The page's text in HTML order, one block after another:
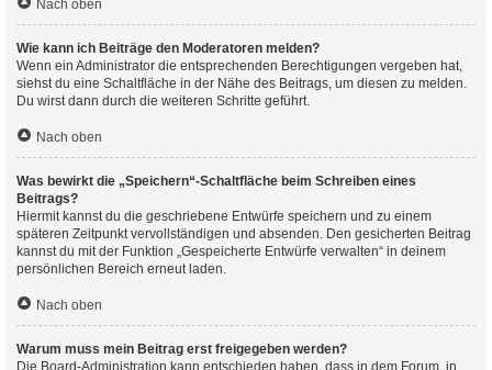
Nach oben
Wie kann ich Beiträge den Moderatoren melden?
Wenn ein Administrator die entsprechenden Berechtigungen vergeben hat,
siehst du eine Schaltfläche in der Nähe des Beitrags, um diesen zu melden.
Du wirst dann durch die weiteren Schritte geführt.
Nach oben
Was bewirkt die „Speichern“-Schaltfläche beim Schreiben eines
Beitrags?
Hiermit kannst du die geschriebene Entwürfe speichern und zu einem
späteren Zeitpunkt vervollständigen und absenden. Den gesicherten Beitrag
kannst du mit der Funktion „Gespeicherte Entwürfe verwalten“ in deinem
persönlichen Bereich erneut laden.
Nach oben
Warum muss mein Beitrag erst freigegeben werden?
Die Board-Administration kann entschieden haben, dass in dem Forum, in